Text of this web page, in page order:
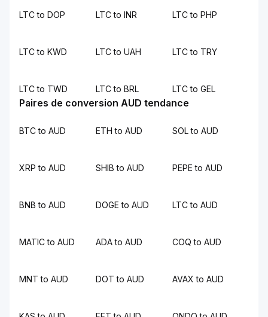
LTC to DOP LTC to INR LTC to PHP
LTC to KWD LTC to UAH LTC to TRY
LTC to TWD LTC to BRL LTC to GEL
Paires de conversion AUD tendance
BTC to AUD ETH to AUD SOL to AUD
XRP to AUD SHIB to AUD PEPE to AUD
BNB to AUD DOGE to AUD LTC to AUD
MATIC to AUD ADA to AUD COQ to AUD
MNT to AUD DOT to AUD AVAX to AUD